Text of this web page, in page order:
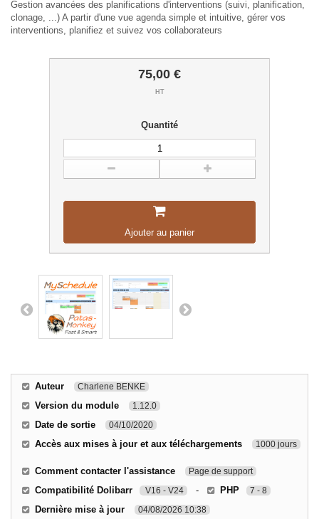
Gestion avancées des planifications d'interventions (suivi, planification,
clonage, ...) A partir d'une vue agenda simple et intuitive, gérer vos
interventions, planifiez et suivez vos collaborateurs
75,00 €
HT
Quantité
Ajouter au panier
Auteur Charlene BENKE
Version du module 1.12.0
Date de sortie 04/10/2020
Accès aux mises à jour et aux téléchargements 1000 jours
Comment contacter l'assistance Page de support
Compatibilité Dolibarr V16 - V24 - PHP 7 - 8
Dernière mise à jour 04/08/2026 10:38